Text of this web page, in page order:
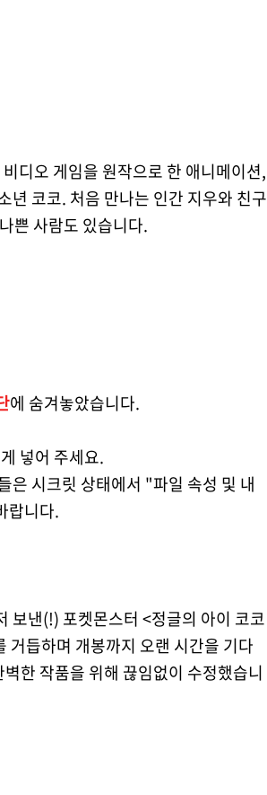
디오 게임을 원작으로 한 애니메이션,
년 코코. 처음 만나는 인간 지우와 친구
쁜 사람도 있습니다.
에 숨겨놓았습니다.
넣어 주세요.
은 시크릿 상태에서 "파일 속성 및 내
랍니다.
보낸(!) 포켓몬스터 <정글의 아이 코코
거듭하며 개봉까지 오랜 시간을 기다
한 작품을 위해 끊임없이 수정했습니